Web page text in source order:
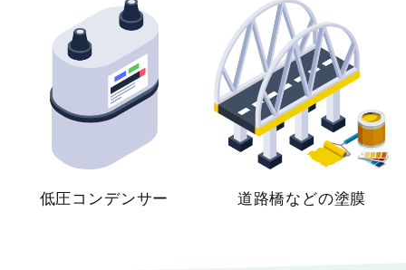
低圧コンデンサー 道路橋などの塗膜